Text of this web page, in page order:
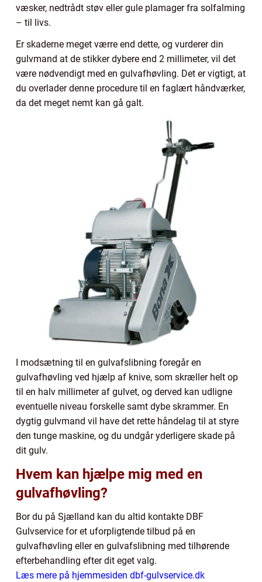
væsker, nedtrådt støv eller gule plamager fra solfalming
– til livs.
Er skaderne meget værre end dette, og vurderer din
gulvmand at de stikker dybere end 2 millimeter, vil det
være nødvendigt med en gulvafhøvling. Det er vigtigt, at
du overlader denne procedure til en faglært håndværker,
da det meget nemt kan gå galt.
I modsætning til en gulvafslibning foregår en
gulvafhøvling ved hjælp af knive, som skræller helt op
til en halv millimeter af gulvet, og derved kan udligne
eventuelle niveau forskelle samt dybe skrammer. En
dygtig gulvmand vil have det rette håndelag til at styre
den tunge maskine, og du undgår yderligere skade på
dit gulv.
Hvem kan hjælpe mig med en
gulvafhøvling?
Bor du på Sjælland kan du altid kontakte DBF
Gulvservice for et uforpligtende tilbud på en
gulvafhøvling eller en gulvafslibning med tilhørende
efterbehandling efter dit eget valg.
Læs mere på hjemmesiden dbf-gulvservice.dk